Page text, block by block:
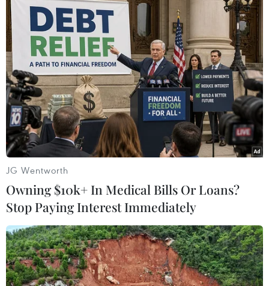
#Sở Giao dịch Chứng khoán Hà Nội
#Trái phiếu Chính phủ
Theo dõi VietnamPlus
JG Wentworth
Owning $10k+ In Medical Bills Or Loans?
Stop Paying Interest Immediately